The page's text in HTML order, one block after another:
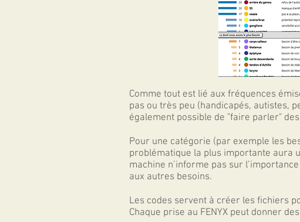
Comme tout est lié aux fréquences
pas ou très peu (handicapés, autistes,
également possible de "faire parler"
Pour une catégorie (par exemple les
problématique la plus importante aura
machine n’informe pas sur
aux autres besoins.
Les codes servent à créer les fichiers
Chaque prise au FENYX peut donner